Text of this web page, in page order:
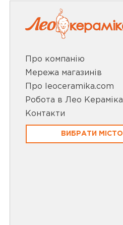
Про компанію
Мережа магазинів
Про leoceramika.com
Робота в Лео Кераміка
Контакти
ВИБРАТИ МІСТО